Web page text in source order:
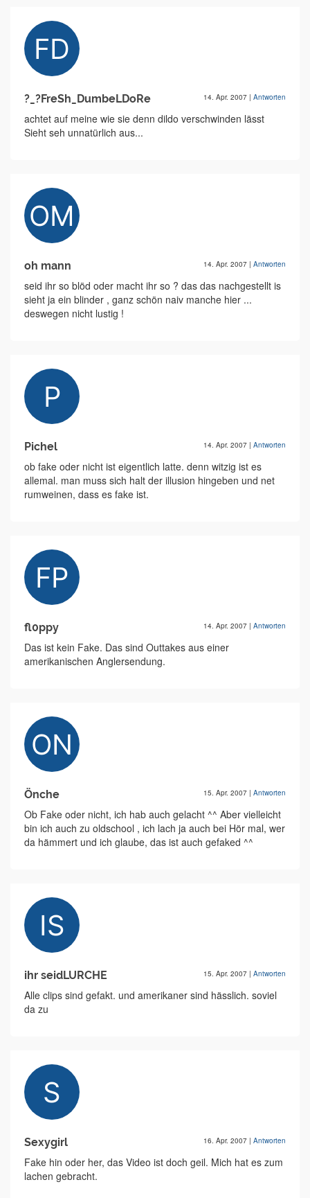
?_?FreSh_DumbeLDoRe 14. Apr. 2007 | Antworten
achtet auf meine wie sie denn dildo verschwinden lässt
Sieht seh unnatürlich aus...
oh mann 14. Apr. 2007 | Antworten
seid ihr so blöd oder macht ihr so ? das das nachgestellt is
sieht ja ein blinder , ganz schön naiv manche hier ...
deswegen nicht lustig !
Pichel 14. Apr. 2007 | Antworten
ob fake oder nicht ist eigentlich latte. denn witzig ist es
allemal. man muss sich halt der illusion hingeben und net
rumweinen, dass es fake ist.
fl0ppy 14. Apr. 2007 | Antworten
Das ist kein Fake. Das sind Outtakes aus einer
amerikanischen Anglersendung.
Önche 15. Apr. 2007 | Antworten
Ob Fake oder nicht, ich hab auch gelacht ^^ Aber vielleicht
bin ich auch zu oldschool , ich lach ja auch bei Hör mal, wer
da hämmert und ich glaube, das ist auch gefaked ^^
ihr seidLURCHE 15. Apr. 2007 | Antworten
Alle clips sind gefakt. und amerikaner sind hässlich. soviel
da zu
Sexygirl 16. Apr. 2007 | Antworten
Fake hin oder her, das Video ist doch geil. Mich hat es zum
lachen gebracht.